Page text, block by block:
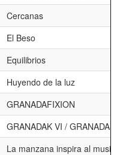
Cercanas
El Beso
Equilibrios
Huyendo de la luz
GRANADAFIXION
GRANADAK VI / GRANADAS
La manzana inspira al musico